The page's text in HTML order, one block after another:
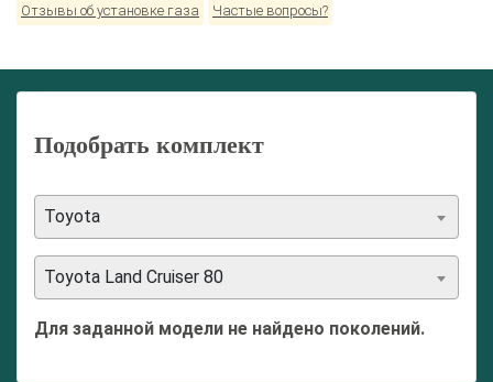
Отзывы об установке газа Частые вопросы?
Подобрать комплект
Toyota
Toyota Land Cruiser 80
Для заданной модели не найдено поколений.